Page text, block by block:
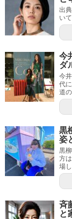
出
い
今
ダ
今
代
道
黒
姿
黒
方
場
斉
と